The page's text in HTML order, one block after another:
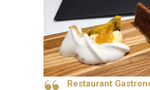
Restaurant